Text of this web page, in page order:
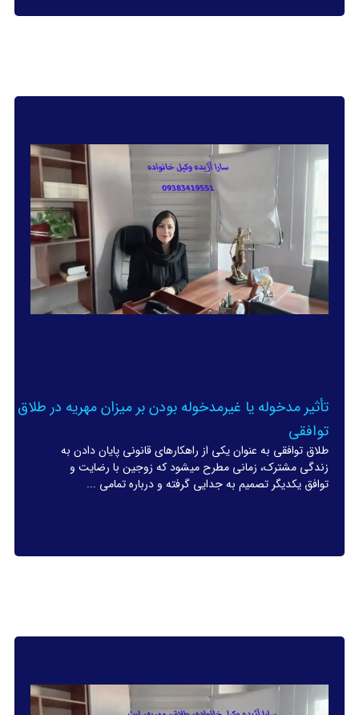
تأثیر مدخوله یا غیرمدخوله بودن بر میزان مهریه در طلاق
توافقی
طلاق توافقی به عنوان یکی از راهکارهای قانونی پایان دادن به
زندگی مشترک، زمانی مطرح میشود که زوجین با رضایت و
توافق یکدیگر تصمیم به جدایی گرفته و درباره تمامی ...